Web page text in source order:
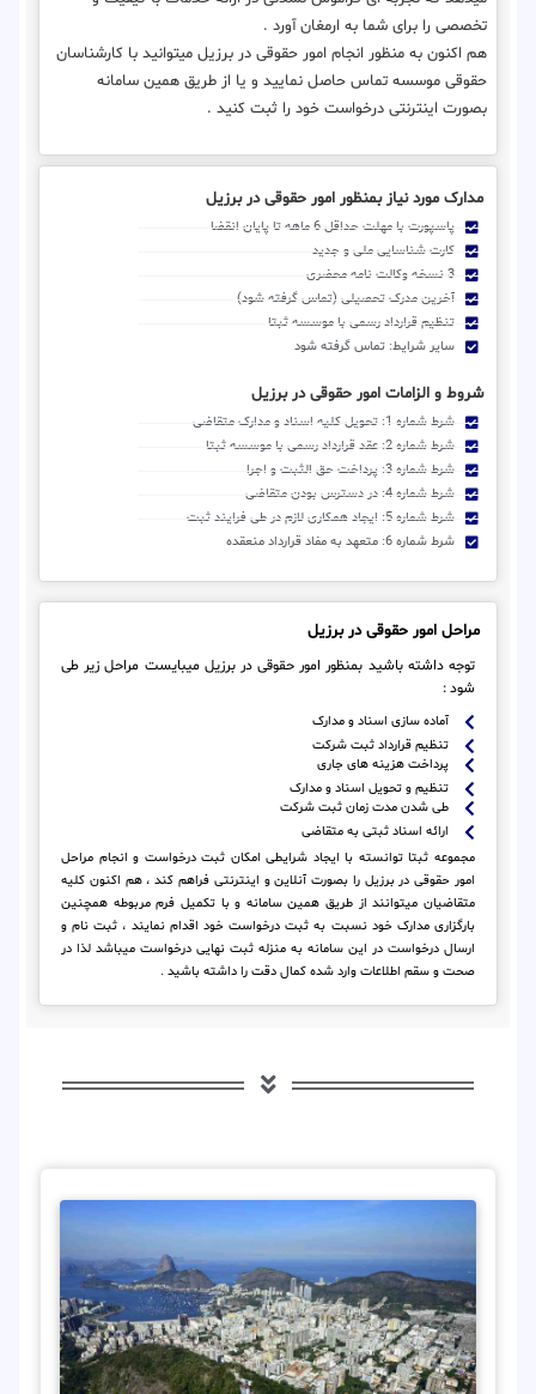
تخصصی را برای شما به ارمغان آورد .
هم اکنون به منظور انجام امور حقوقی در برزیل میتوانید با کارشناسان
حقوقی موسسه تماس حاصل نمایید و یا از طریق همین سامانه
بصورت اینترنتی درخواست خود را ثبت کنید .
مدارک مورد نیاز بمنظور امور حقوقی در برزیل
پاسپورت با مهلت حداقل 6 ماهه تا پایان انقضا
کارت شناسایی ملی و جدید
3 نسخه وکالت نامه محضری
آخرین مدرک تحصیلی (تماس گرفته شود)
تنظیم قرارداد رسمی با موسسه ثبتا
سایر شرایط: تماس گرفته شود
شروط و الزامات امور حقوقی در برزیل
شرط شماره 1: تحویل کلیه اسناد و مدارک متقاضی
شرط شماره 2: عقد قرارداد رسمی با موسسه ثبتا
شرط شماره 3: پرداخت حق الثبت و اجرا
شرط شماره 4: در دسترس بودن متقاضی
شرط شماره 5: ایجاد همکاری لازم در طی فرایند ثبت
شرط شماره 6: متعهد به مفاد قرارداد منعقده
مراحل امور حقوقی در برزیل
توجه داشته باشید بمنظور امور حقوقی در برزیل میبایست مراحل زیر طی
شود :
آماده سازی اسناد و مدارک
تنظیم قرارداد ثبت شرکت
پرداخت هزینه های جاری
تنظیم و تحویل اسناد و مدارک
طی شدن مدت زمان ثبت شرکت
ارائه اسناد ثبتی به متقاضی
مجموعه ثبتا توانسته با ایجاد شرایطی امکان ثبت درخواست و انجام مراحل
امور حقوقی در برزیل را بصورت آنلاین و اینترنتی فراهم کند ، هم اکنون کلیه
متقاضیان میتوانند از طریق همین سامانه و با تکمیل فرم مربوطه همچنین
بارگزاری مدارک خود نسبت به ثبت درخواست خود اقدام نمایند ، ثبت نام و
ارسال درخواست در این سامانه به منزله ثبت نهایی درخواست میباشد لذا در
صحت و سقم اطلاعات وارد شده کمال دقت را داشته باشید .